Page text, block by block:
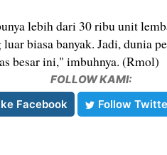
lebih dari 30 ribu unit
luar biasa banyak. Jadi, dunia
besar ini," imbuhnya. (Rmol)
FOLLOW KAMI:
Facebook
Follow